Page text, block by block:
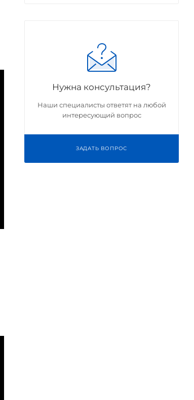
Нужна консультация?
Наши специалисты ответят на любой
интересующий вопрос
ЗАДАТЬ ВОПРОС